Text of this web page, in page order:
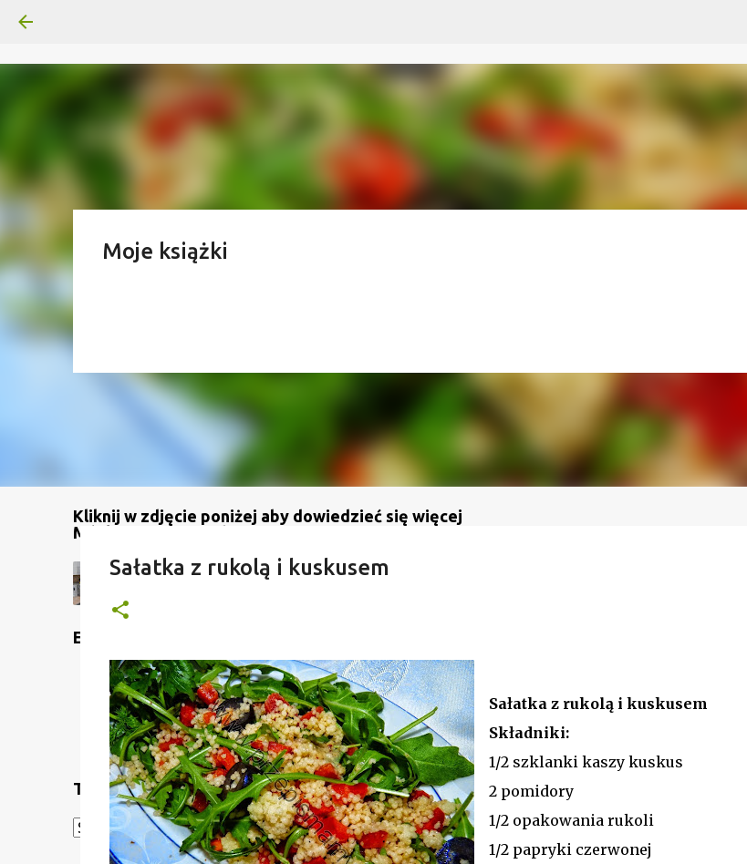
Kliknij w zdjęcie poniżej aby dowiedzieć się więcej
Moje książki
Mój kanał na YouTube
Etykiety
Translate
Powered by Translate
Sałatka z rukolą i kuskusem
Sałatka z rukolą i kuskusem
Składniki:
1/2 szklanki kaszy kuskus
2 pomidory
1/2 opakowania rukoli
1/2 papryki czerwonej